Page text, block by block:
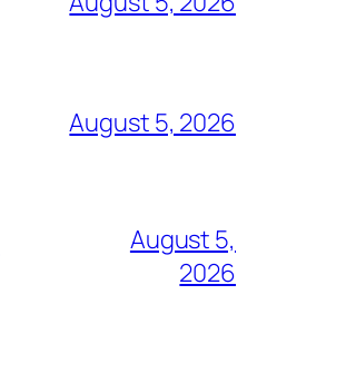
August 5, 2026
August 5,
2026